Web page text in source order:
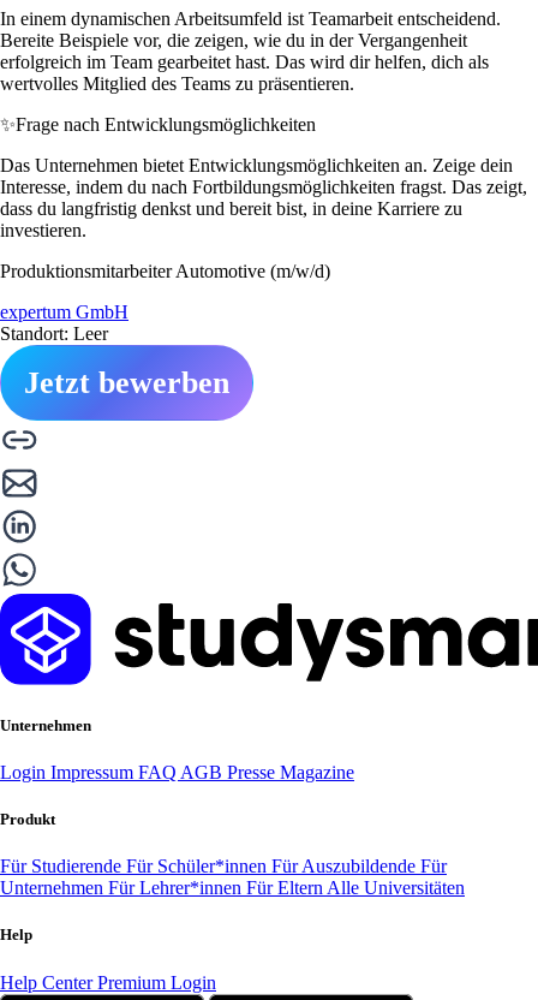
In einem dynamischen Arbeitsumfeld ist Teamarbeit entscheidend.
Bereite Beispiele vor, die zeigen, wie du in der Vergangenheit
erfolgreich im Team gearbeitet hast. Das wird dir helfen, dich als
wertvolles Mitglied des Teams zu präsentieren.
✨Frage nach Entwicklungsmöglichkeiten
Das Unternehmen bietet Entwicklungsmöglichkeiten an. Zeige dein
Interesse, indem du nach Fortbildungsmöglichkeiten fragst. Das zeigt,
dass du langfristig denkst und bereit bist, in deine Karriere zu
investieren.
Produktionsmitarbeiter Automotive (m/w/d)
expertum GmbH
Standort: Leer
Jetzt bewerben
Unternehmen
Login Impressum FAQ AGB Presse Magazine
Produkt
Für Studierende Für Schüler*innen Für Auszubildende Für
Unternehmen Für Lehrer*innen Für Eltern Alle Universitäten
Help
Help CenterPremium Login